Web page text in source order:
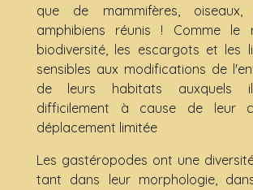
que de mammifères,
amphibiens réunis ! Comme le
biodiversité, les escargots et les
sensibles aux modifications de
de leurs habitats auxquels
difficilement à cause de leur
déplacement limitée
Les gastéropodes ont une
tant dans leur morphologie,